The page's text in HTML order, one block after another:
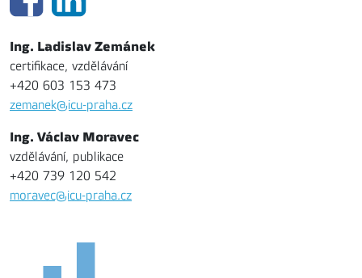
Ing. Ladislav Zemánek
certifikace, vzdělávání
+420 603 153 473
zemanek@icu-praha.cz
Ing. Václav Moravec
vzdělávání, publikace
+420 739 120 542
moravec@icu-praha.cz